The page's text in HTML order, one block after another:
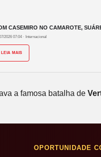
CASEMIRO NO CAMAROTE,
2026 07:04 · Internacional
LEIA MAIS
a famosa batalha de
OPORTUNIDADE